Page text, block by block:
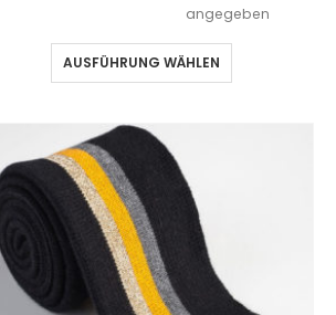
angegeben
AUSFÜHRUNG WÄHLEN